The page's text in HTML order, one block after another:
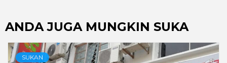
ANDA JUGA MUNGKIN SUKA
SUKAN